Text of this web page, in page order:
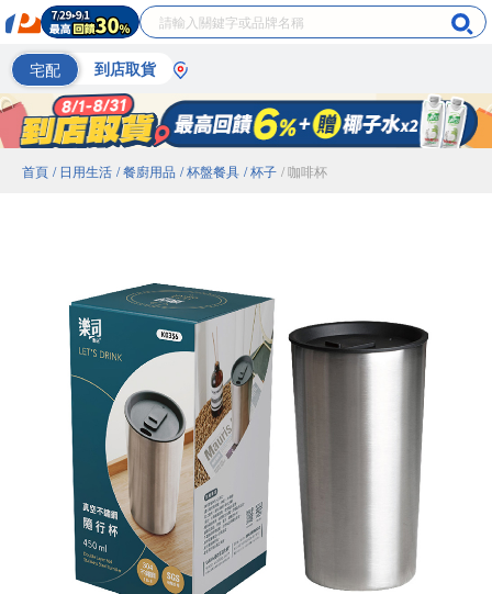
宅配 到店取貨
首頁 / 日用生活 / 餐廚用品 / 杯盤餐具 / 杯子 / 咖啡杯